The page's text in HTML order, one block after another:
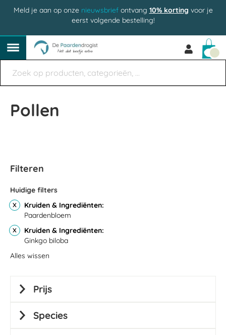
Meld je aan op onze nieuwsbriefontvang 10% korting voor je
eerst volgende bestelling!
Pollen
Filteren
Huidige filters
Kruiden & Ingrediënten
Paardenbloem
Kruiden & Ingrediënten
Ginkgo biloba
Alles wissen
Prijs
Species